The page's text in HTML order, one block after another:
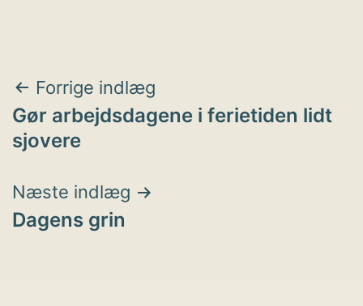
Indlægsnavigation
Forrige indlæg
Gør arbejdsdagene i ferietiden lidt
sjovere
Næste indlæg
Dagens grin